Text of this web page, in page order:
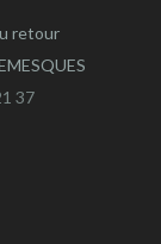
retour
37